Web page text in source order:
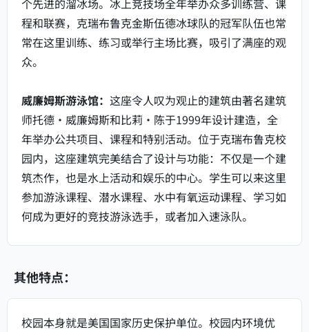
个先进的溜冰场。冰上竞技场全年举办众多训练营、课
程和联赛，克瑞布鲁克金斯伍德冰球队的冠军队伍也常
常在这里训练、练习或举行主场比赛，吸引了满座的观
众。
威廉姆斯游泳馆： 这座令人叹为观止的建筑由著名建筑
师托德·威廉姆斯和比莉·陈于1999年设计建造，全
年举办公共项目、课程和特别活动。位于克瑞布鲁克校
园内，这座建筑完美结合了设计与功能：不仅是一个建
筑杰作，也是水上活动和娱乐的中心。学生可以来这里
参加游泳课程、潜水课程、水中有氧运动课程、学习如
何成为更好的竞技游泳选手，或者加入速泳队。
其他特点：
校园本身就是美国国家历史保护单位。校园内环境优